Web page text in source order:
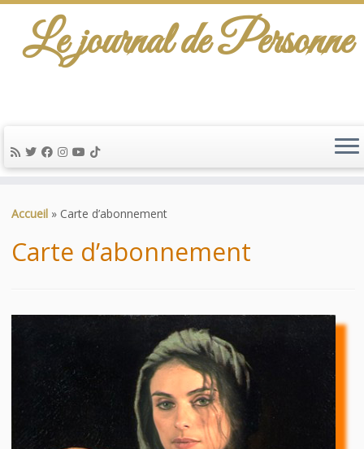
au
Le journal de Personne
Accueil » Carte d’abonnement
Carte d’abonnement